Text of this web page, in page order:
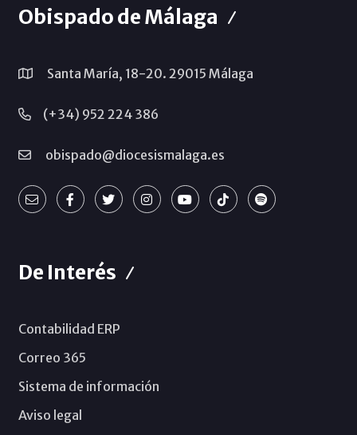
Obispado de Málaga
Santa María, 18-20. 29015 Málaga
(+34) 952 224 386
obispado@diocesismalaga.es
De Interés
Contabilidad ERP
Correo 365
Sistema de información
Aviso legal